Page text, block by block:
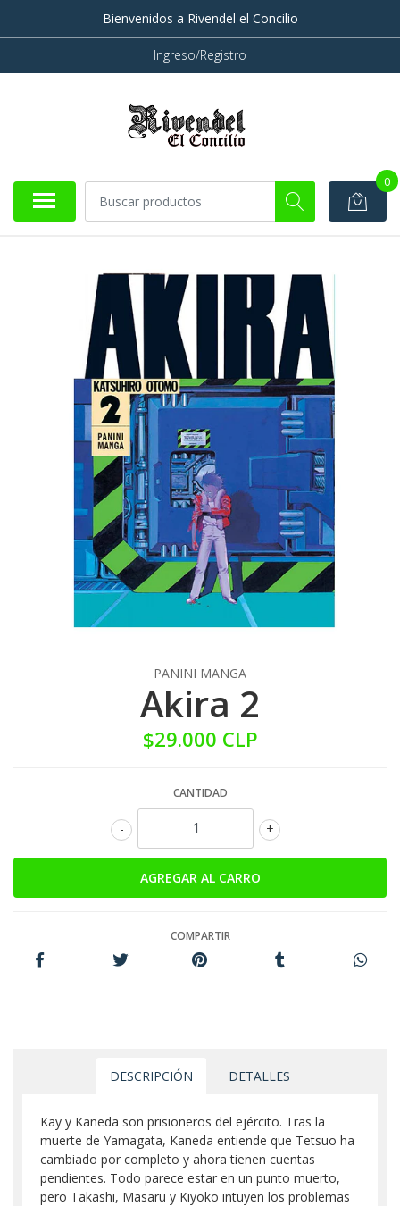
Bienvenidos a Rivendel el Concilio
Ingreso/Registro
0
PANINI MANGA
Akira 2
$29.000 CLP
CANTIDAD
+
-
COMPARTIR
DESCRIPCIÓN DETALLES
Kay y Kaneda son prisioneros del ejército. Tras la
muerte de Yamagata, Kaneda entiende que Tetsuo ha
cambiado por completo y ahora tienen cuentas
pendientes. Todo parece estar en un punto muerto,
pero Takashi, Masaru y Kiyoko intuyen los problemas